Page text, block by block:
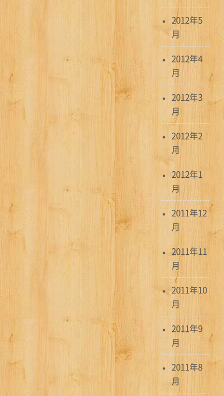
2012年5
月
2012年4
月
2012年3
月
2012年2
月
2012年1
月
2011年12
月
2011年11
月
2011年10
月
2011年9
月
2011年8
月